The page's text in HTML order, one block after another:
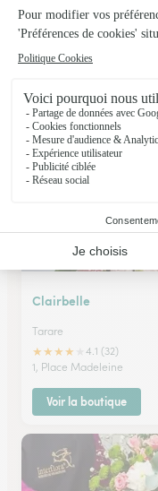
L’atelier Fleurs
★★★★★3.3 (83)
Voir la boutique
Clairbelle
Tarare
★★★★
4.1 (32)
1, Place Madeleine
Voir la boutique